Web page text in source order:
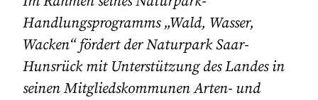
Handlungsprogramms „Wald, Wasser,
Wacken“ fördert der Naturpark Saar-
Hunsrück mit Unterstützung des Landes in
seinen Mitgliedskommunen Arten- und